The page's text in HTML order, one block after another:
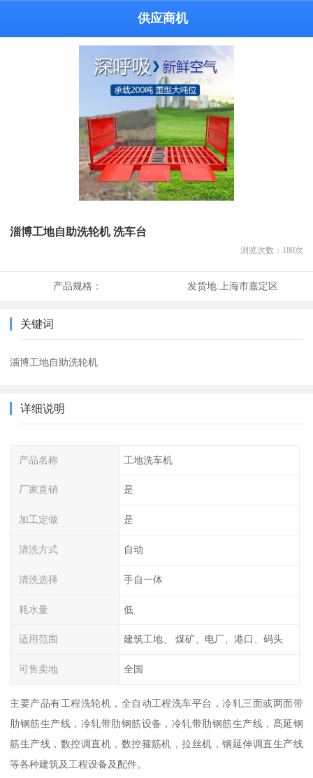
供应商机
淄博工地自助洗轮机 洗车台
浏览次数： 180次
产品规格： 发货地:上海市嘉定区
关键词
淄博工地自助洗轮机
详细说明
产品名称 工地洗车机
厂家直销 是
加工定做 是
清洗方式 自动
清洗选择 手自一体
耗水量 低
适用范围 建筑工地、 煤矿、电厂、港口、码头
可售卖地 全国
主要产品有工程洗轮机，全自动工程洗车平台，冷轧三面或两面带
肋钢筋生产线，冷轧带肋钢筋设备，冷轧带肋钢筋生产线，髙延钢
筋生产线，数控调直机，数控箍筋机，拉丝机，钢延伸调直生产线
等各种建筑及工程设备及配件。